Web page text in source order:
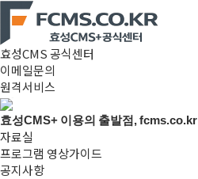
효성CMS 공식센터
이메일문의
원격서비스
효성CMS+ 이용의 출발점, fcms.co.kr
자료실
프로그램 영상가이드
공지사항